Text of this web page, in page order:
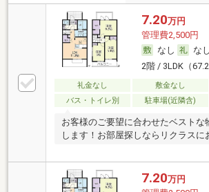
7.20万円
管理費2,500円
なし
なし
2階 / 3LDK（
礼金なし 敷金なし
バス・トイレ別
駐車場(近隣含)
お客様のご要望に合わせたベストな
します！お部屋探しならリクラスに
7.20万円